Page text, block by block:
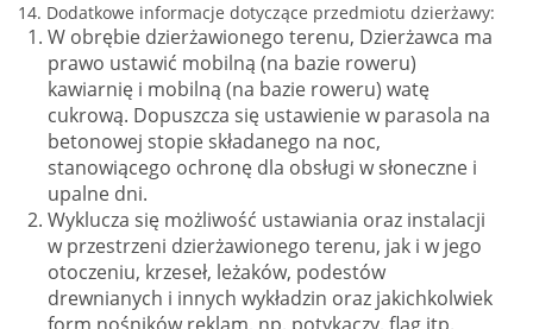
​14. Dodatkowe informacje dotyczące przedmiotu dzierżawy:
W obrębie dzierżawionego terenu, Dzierżawca ma
prawo ustawić mobilną (na bazie roweru)
kawiarnię i mobilną (na bazie roweru) watę
cukrową. Dopuszcza się ustawienie w parasola na
betonowej stopie składanego na noc,
stanowiącego ochronę dla obsługi w słoneczne i
upalne dni.
Wyklucza się możliwość ustawiania oraz instalacji
w przestrzeni dzierżawionego terenu, jak i w jego
otoczeniu, krzeseł, leżaków, podestów
drewnianych i innych wykładzin oraz jakichkolwiek